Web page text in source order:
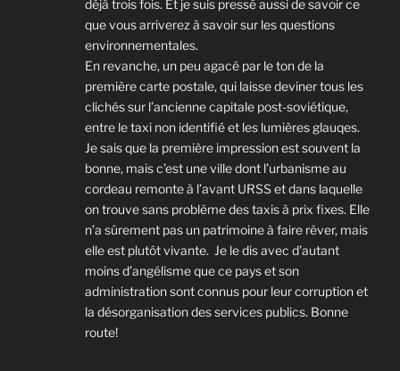
déjà trois fois. Et je suis pressé aussi de savoir ce
que vous arriverez à savoir sur les questions
environnementales.
En revanche, un peu agacé par le ton de la
première carte postale, qui laisse deviner tous les
clichés sur l’ancienne capitale post-soviétique,
entre le taxi non identifié et les lumières glauqes.
Je sais que la première impression est souvent la
bonne, mais c’est une ville dont l’urbanisme au
cordeau remonte à l’avant URSS et dans laquelle
on trouve sans problème des taxis à prix fixes. Elle
n’a sûrement pas un patrimoine à faire rêver, mais
elle est plutôt vivante. Je le dis avec d’autant
moins d’angélisme que ce pays et son
administration sont connus pour leur corruption et
la désorganisation des services publics. Bonne
route!